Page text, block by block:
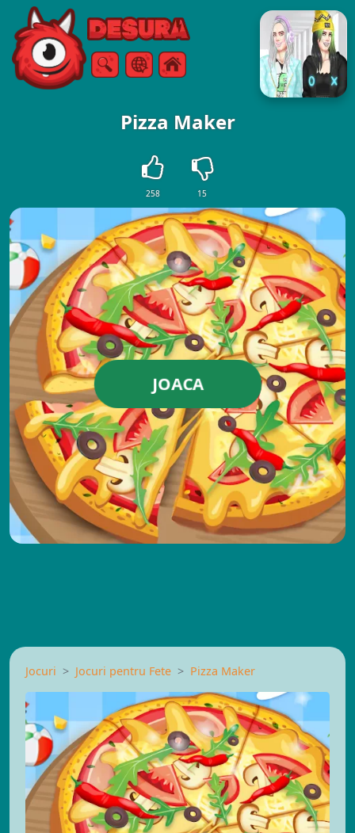
Free Online Games
CăutareMeniul
Pizza Maker
258 15
JOACA
Jocuri Jocuri pentru Fete Pizza Maker